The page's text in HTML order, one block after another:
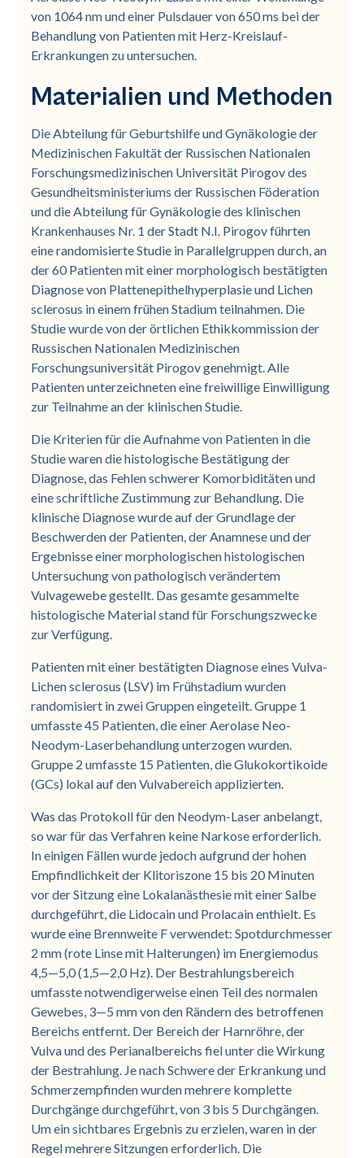
von 1064 nm und einer Pulsdauer von 650 ms bei der
Behandlung von Patienten mit Herz-Kreislauf-
Erkrankungen zu untersuchen.
Materialien und Methoden
Die Abteilung für Geburtshilfe und Gynäkologie der
Medizinischen Fakultät der Russischen Nationalen
Forschungsmedizinischen Universität Pirogov des
Gesundheitsministeriums der Russischen Föderation
und die Abteilung für Gynäkologie des klinischen
Krankenhauses Nr. 1 der Stadt N.I. Pirogov führten
eine randomisierte Studie in Parallelgruppen durch, an
der 60 Patienten mit einer morphologisch bestätigten
Diagnose von Plattenepithelhyperplasie und Lichen
sclerosus in einem frühen Stadium teilnahmen. Die
Studie wurde von der örtlichen Ethikkommission der
Russischen Nationalen Medizinischen
Forschungsuniversität Pirogov genehmigt. Alle
Patienten unterzeichneten eine freiwillige Einwilligung
zur Teilnahme an der klinischen Studie.
Die Kriterien für die Aufnahme von Patienten in die
Studie waren die histologische Bestätigung der
Diagnose, das Fehlen schwerer Komorbiditäten und
eine schriftliche Zustimmung zur Behandlung. Die
klinische Diagnose wurde auf der Grundlage der
Beschwerden der Patienten, der Anamnese und der
Ergebnisse einer morphologischen histologischen
Untersuchung von pathologisch verändertem
Vulvagewebe gestellt. Das gesamte gesammelte
histologische Material stand für Forschungszwecke
zur Verfügung.
Patienten mit einer bestätigten Diagnose eines Vulva-
Lichen sclerosus (LSV) im Frühstadium wurden
randomisiert in zwei Gruppen eingeteilt. Gruppe 1
umfasste 45 Patienten, die einer Aerolase Neo-
Neodym-Laserbehandlung unterzogen wurden.
Gruppe 2 umfasste 15 Patienten, die Glukokortikoide
(GCs) lokal auf den Vulvabereich applizierten.
Was das Protokoll für den Neodym-Laser anbelangt,
so war für das Verfahren keine Narkose erforderlich.
In einigen Fällen wurde jedoch aufgrund der hohen
Empfindlichkeit der Klitoriszone 15 bis 20 Minuten
vor der Sitzung eine Lokalanästhesie mit einer Salbe
durchgeführt, die Lidocain und Prolacain enthielt. Es
wurde eine Brennweite F verwendet: Spotdurchmesser
2 mm (rote Linse mit Halterungen) im Energiemodus
4,5—5,0 (1,5—2,0 Hz). Der Bestrahlungsbereich
umfasste notwendigerweise einen Teil des normalen
Gewebes, 3—5 mm von den Rändern des betroffenen
Bereichs entfernt. Der Bereich der Harnröhre, der
Vulva und des Perianalbereichs fiel unter die Wirkung
der Bestrahlung. Je nach Schwere der Erkrankung und
Schmerzempfinden wurden mehrere komplette
Durchgänge durchgeführt, von 3 bis 5 Durchgängen.
Um ein sichtbares Ergebnis zu erzielen, waren in der
Regel mehrere Sitzungen erforderlich. Die